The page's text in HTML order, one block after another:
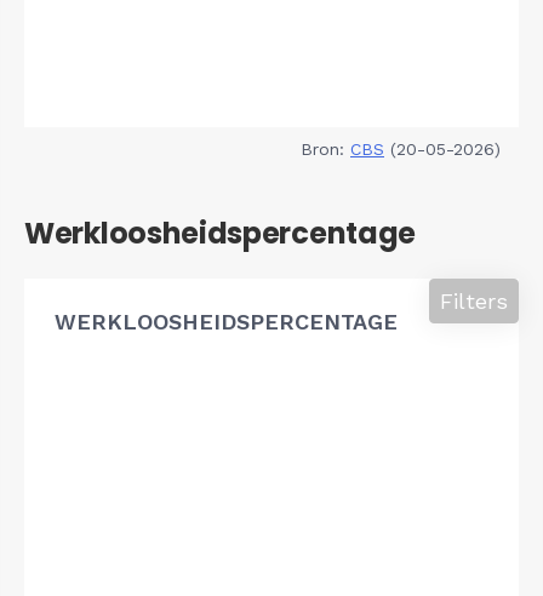
Bron: CBS (20-05-2026)
Werkloosheidspercentage
WERKLOOSHEIDSPERCENTAGE
Filters